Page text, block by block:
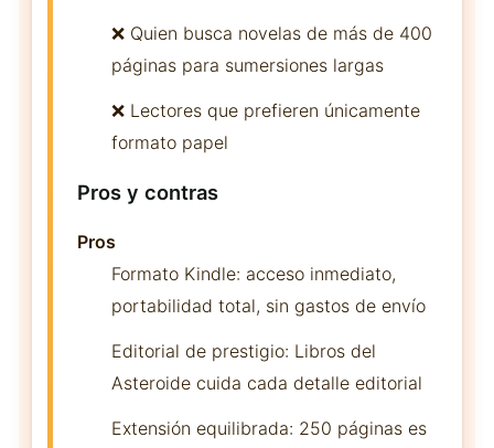
❌ Quien busca novelas de más de 400
páginas para sumersiones largas
❌ Lectores que prefieren únicamente
formato papel
Pros y contras
Pros
Formato Kindle: acceso inmediato,
portabilidad total, sin gastos de envío
Editorial de prestigio: Libros del
Asteroide cuida cada detalle editorial
Extensión equilibrada: 250 páginas es